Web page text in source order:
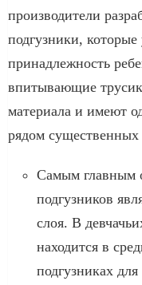
производители
подгузники,
принадлежность
впитывающие
материала и имеют
рядом существенных
Самым главным
подгузников
слоя. В
находится в
подгузниках для